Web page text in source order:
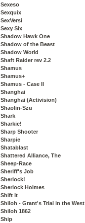
Sexeso
Sexquix
SexVersi
Sexy Six
Shadow Hawk One
Shadow of the Beast
Shadow World
Shaft Raider rev 2.2
Shamus
Shamus+
Shamus - Case II
Shanghai
Shanghai (Activision)
Shaolin-Szu
Shark
Sharkie!
Sharp Shooter
Sharpie
Shatablast
Shattered Alliance, The
Sheep-Race
Sheriff's Job
Sherlock!
Sherlock Holmes
Shift It
Shiloh - Grant's Trial in the West
Shiloh 1862
Ship